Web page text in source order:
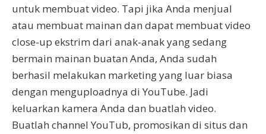
untuk membuat video. Tapi jika Anda menjual
atau membuat mainan dan dapat membuat video
close-up ekstrim dari anak-anak yang sedang
bermain mainan buatan Anda, Anda sudah
berhasil melakukan marketing yang luar biasa
dengan menguploadnya di YouTube. Jadi
keluarkan kamera Anda dan buatlah video.
Buatlah channel YouTub, promosikan di situs dan